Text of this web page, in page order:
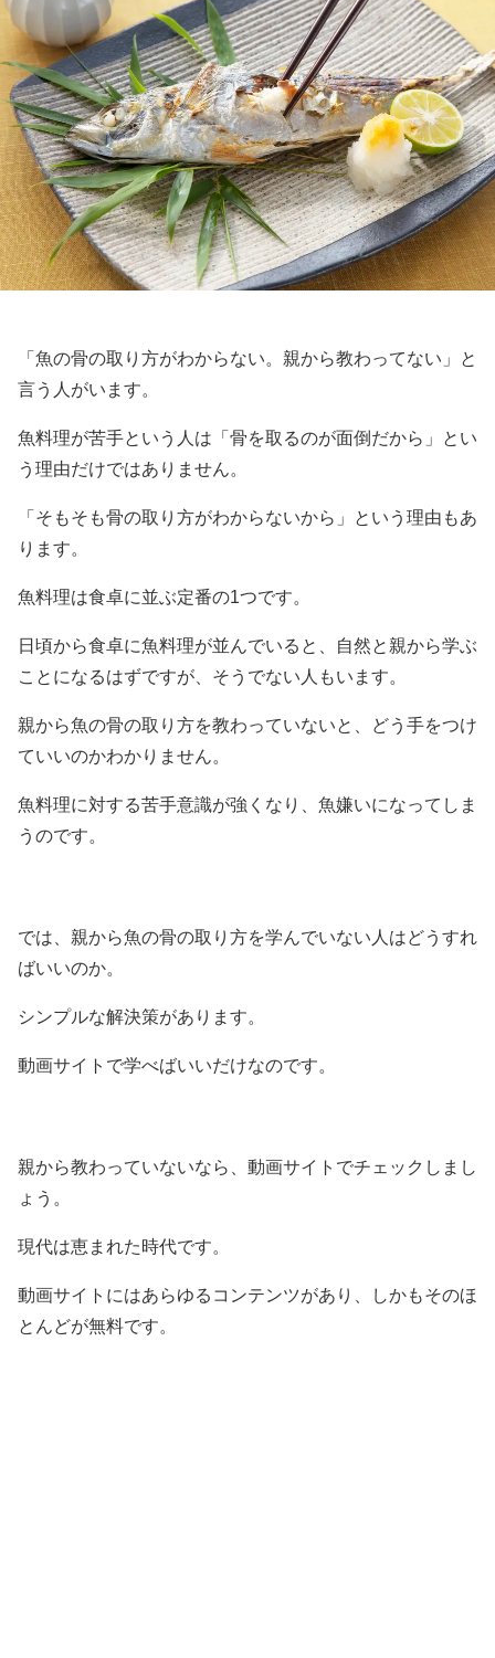
「魚の骨の取り方がわからない。親から教わってない」と
言う人がいます。
魚料理が苦手という人は「骨を取るのが面倒だから」とい
う理由だけではありません。
「そもそも骨の取り方がわからないから」という理由もあ
ります。
魚料理は食卓に並ぶ定番の1つです。
日頃から食卓に魚料理が並んでいると、自然と親から学ぶ
ことになるはずですが、そうでない人もいます。
親から魚の骨の取り方を教わっていないと、どう手をつけ
ていいのかわかりません。
魚料理に対する苦手意識が強くなり、魚嫌いになってしま
うのです。
では、親から魚の骨の取り方を学んでいない人はどうすれ
ばいいのか。
シンプルな解決策があります。
動画サイトで学べばいいだけなのです。
親から教わっていないなら、動画サイトでチェックしまし
ょう。
現代は恵まれた時代です。
動画サイトにはあらゆるコンテンツがあり、しかもそのほ
とんどが無料です。